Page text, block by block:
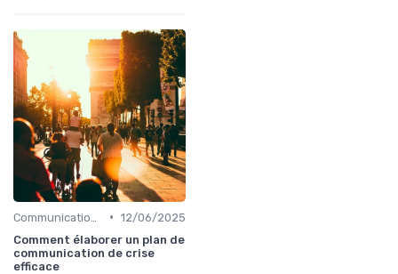
• 12/06/2025
Comment élaborer un plan de
communication de crise
efficace